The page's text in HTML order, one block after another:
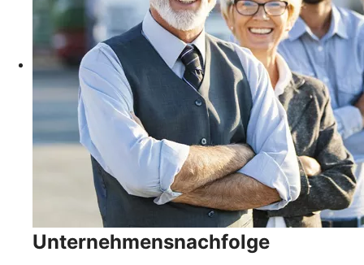
Unternehmensnachfolge